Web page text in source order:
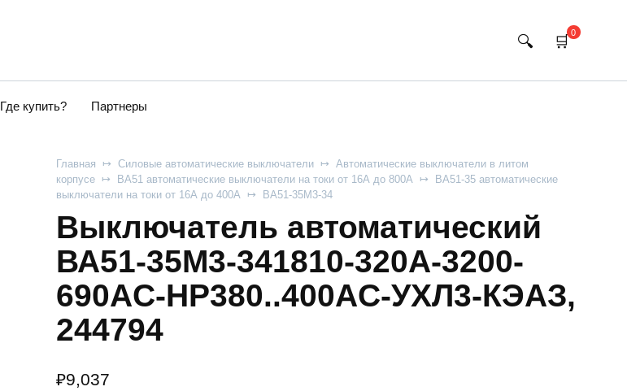
0
Где купить? Партнеры
Главная Силовые автоматические выключатели
Автоматические выключатели в литом
корпусе
ВА51 автоматические выключатели на токи от 16А до 800А
ВА51-35 автоматические
выключатели на токи от 16А до 400А
ВА51-35М3-34
Выключатель автоматический
ВА51-35М3-341810-320А-3200-
690AC-НР380..400AC-УХЛ3-КЭАЗ,
244794
₽9,037